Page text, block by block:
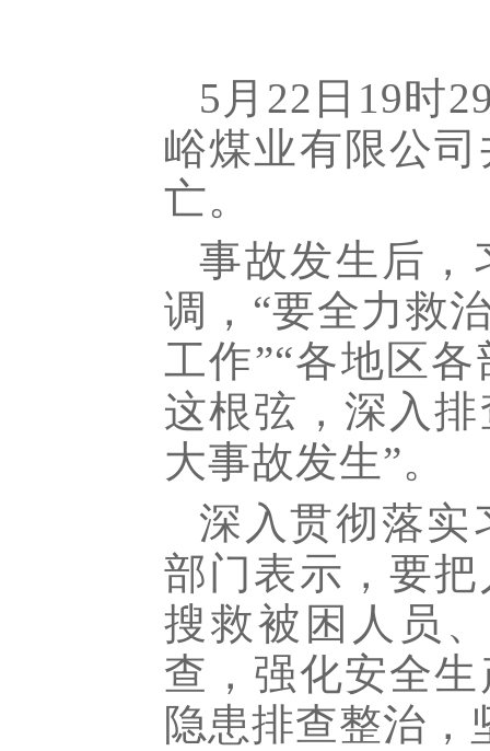
5月22日19时
峪煤业有限公
亡。
事故发生后，
调，“要全力救
工作”“各地区
这根弦，深入
大事故发生”。
深入贯彻落实
部门表示，要
搜救被困人员
查，强化安全
隐患排查整治，